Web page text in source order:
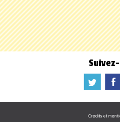
a b
Crédits et